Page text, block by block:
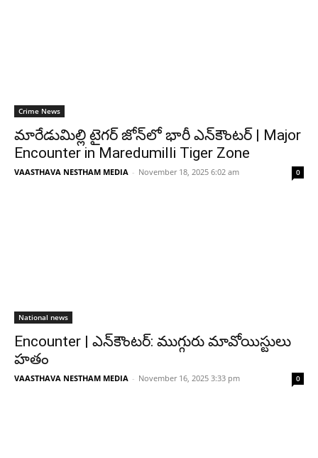
Crime News
మారేడుమిల్లి టైగర్ జోన్‌లో భారీ ఎన్‌కౌంటర్ | Major
Encounter in Maredumilli Tiger Zone
VAASTHAVA NESTHAM MEDIA - November 18, 2025 6:02 am 0
National news
Encounter | ఎన్‌కౌంటర్: ముగ్గురు మావోయిస్టులు
హతం
VAASTHAVA NESTHAM MEDIA - November 16, 2025 3:33 pm 0